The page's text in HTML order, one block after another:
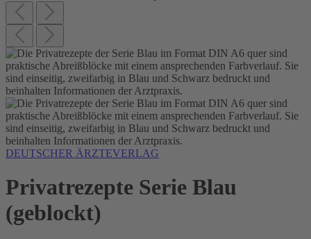
DEUTSCHER ÄRZTEVERLAG
Privatrezepte Serie Blau
(geblockt)